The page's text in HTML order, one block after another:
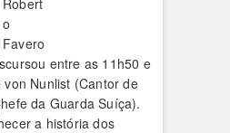
Robert
o
Favero
entre as 11h50 e
Nunlist (Cantor de
da Guarda Suíça).
a história dos